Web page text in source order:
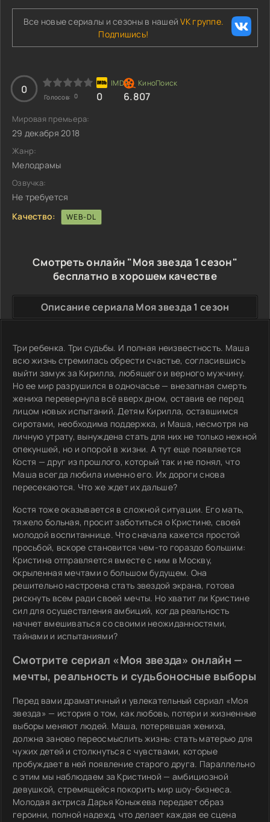
Все новые сериалы и сезоны в нашейVK группе.
Подпишись!
0
Голосов: 0 0 6.807
Мировая премьера:
29 декабря 2018
Жанр:
Мелодрамы
Озвучка:
Не требуется
Качество:
WEB-DL
Смотреть онлайн "Моя звезда 1 сезон"
бесплатно в хорошем качестве
Описание сериала Моя звезда 1 сезон
Три ребенка. Три судьбы. И полная неизвестность. Маша
всю жизнь стремилась обрести счастье, согласившись
выйти замуж за Кирилла, любящего и верного мужчину.
Но ее мир разрушился в одночасье — внезапная смерть
жениха перевернула всё вверх дном, оставив ее перед
лицом новых испытаний. Детям Кирилла, оставшимся
сиротами, необходима поддержка, и Маша, несмотря на
личную утрату, вынуждена стать для них не только нежной
опекуншей, но и опорой в жизни. А тут еще появляется
Костя — друг из прошлого, который так и не понял, что
Маша всегда любила именно его. Их дороги снова
пересекаются. Что же ждет их дальше?
Костя тоже оказывается в сложной ситуации. Его мать,
тяжело больная, просит заботиться о Кристине, своей
молодой воспитаннице. Что сначала кажется простой
просьбой, вскоре становится чем-то гораздо большим:
Кристина отправляется вместе с ним в Москву,
окрыленная мечтами о большом будущем. Она
решительно настроена стать звездой экрана, готова
рискнуть всем ради своей мечты. Но хватит ли Кристине
сил для осуществления амбиций, когда реальность
начнет вмешиваться со своими неожиданностями,
тайнами и испытаниями?
Смотрите сериал «Моя звезда» онлайн —
мечты, реальность и судьбоносные выборы
Перед вами драматичный и увлекательный сериал «Моя
звезда» — история о том, как любовь, потери и жизненные
выборы меняют людей. Маша, потерявшая жениха,
должна заново переосмыслить жизнь: стать матерью для
чужих детей и столкнуться с чувствами, которые
пробуждает в ней появление старого друга. Параллельно
с этим мы наблюдаем за Кристиной — амбициозной
девушкой, стремящейся покорить мир шоу-бизнеса.
Молодая актриса Дарья Коныжева передает образ
героини, полной надежд, что делает каждая ее сцена